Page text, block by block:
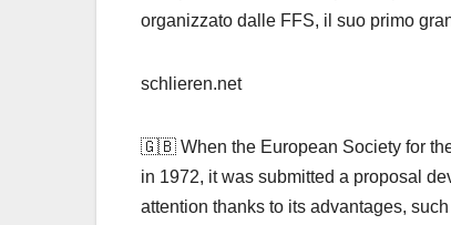
organizzato dalle FFS, il suo primo
schlieren.net
🇬🇧 When the European Society for
in 1972, it was submitted a proposal
attention thanks to its advantages,